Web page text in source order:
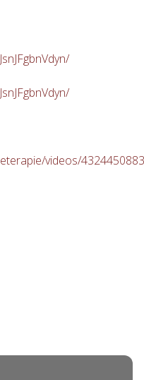
videos/